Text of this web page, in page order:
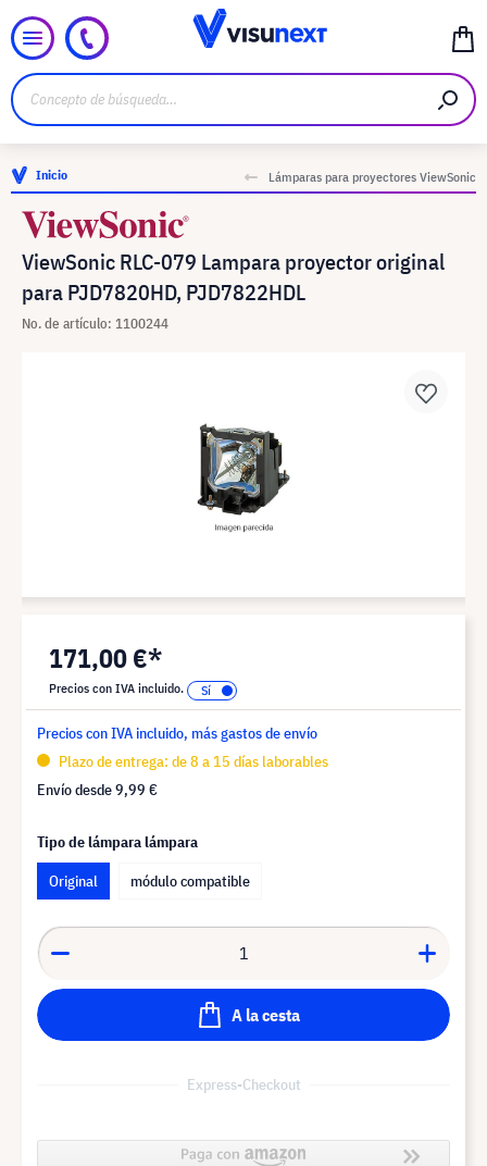
Inicio Lámparas para proyectores ViewSonic
ViewSonic RLC-079 Lampara proyector original
para PJD7820HD, PJD7822HDL
No. de artículo: 1100244
171,00 €*
Precios con IVA incluido.
Precios con IVA incluido, más gastos de envío
Plazo de entrega: de 8 a 15 días laborables
Envío desde9,99 €
Tipo de lámpara lámpara
Original
módulo compatible
A la cesta
Express-Checkout